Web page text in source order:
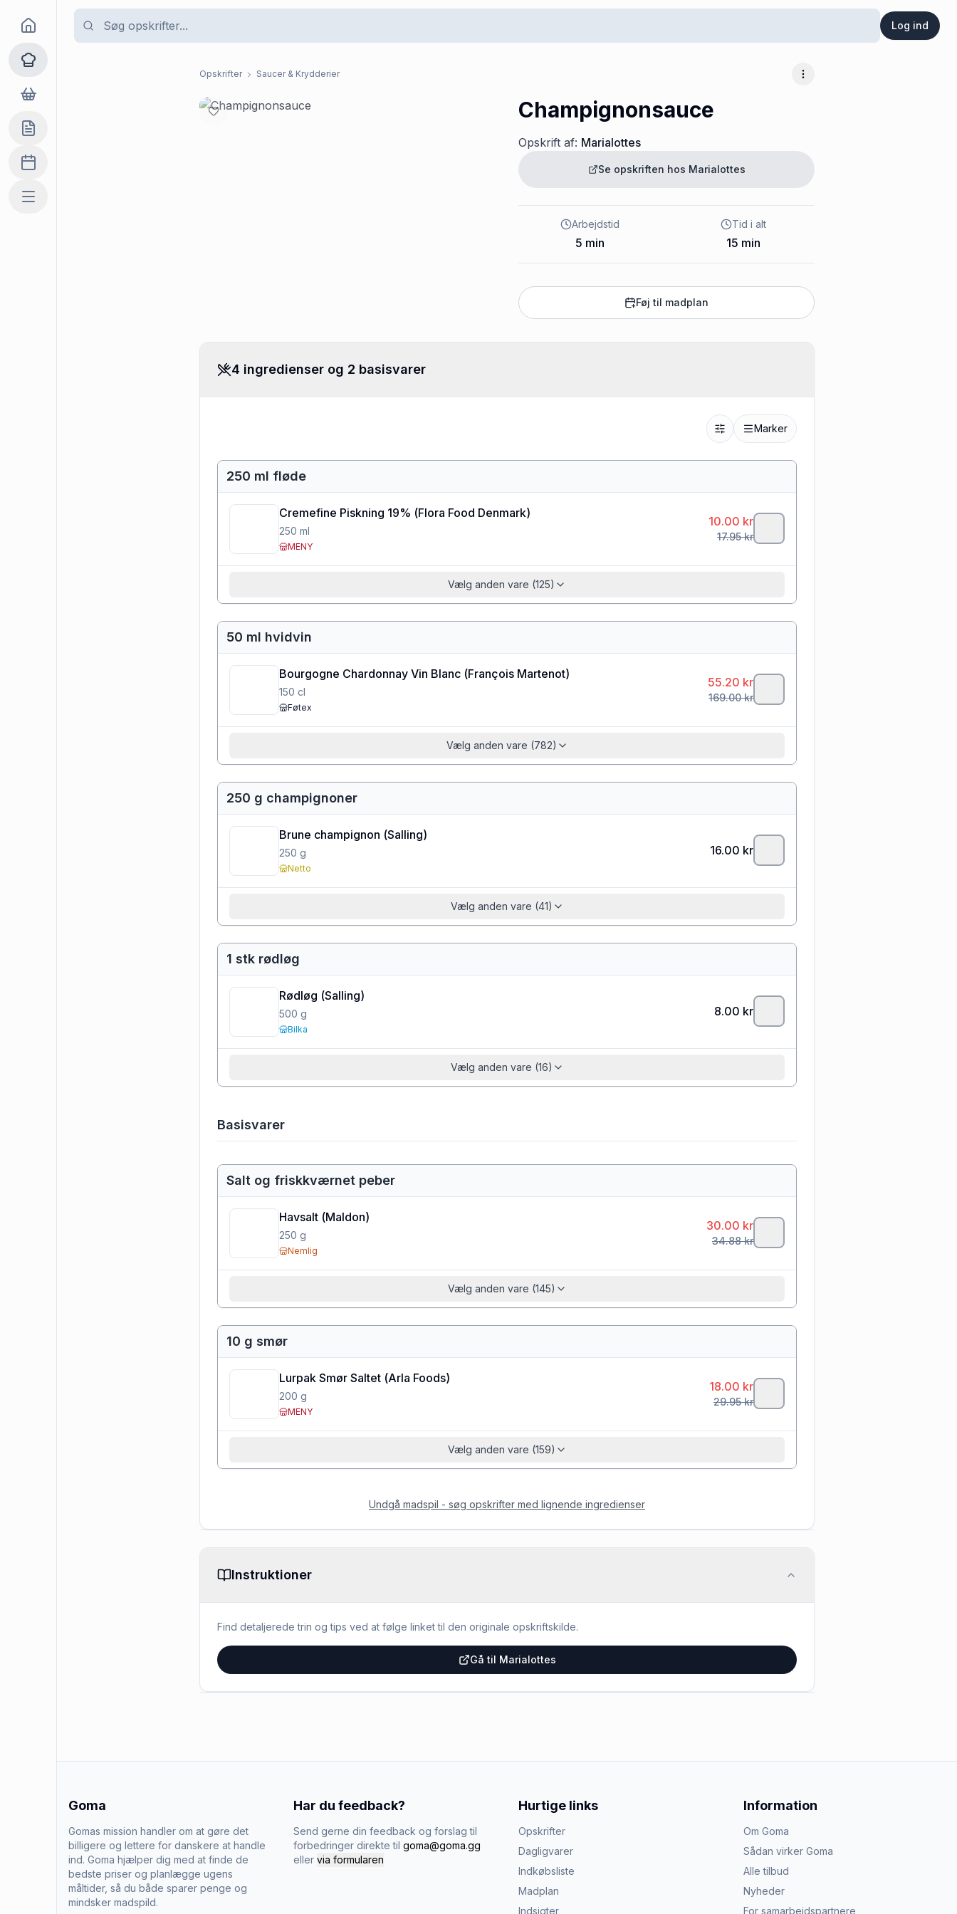
Log ind
Goma
Opskrifter
Dagligvarer
Indkøbslisten
Madplan
Mere
Opskrifter Saucer & Krydderier Flere muligheder
Champignonsauce
Opskrift af: Marialottes
Se opskriften hos Marialottes
Arbejdstid
5 min
Tid i alt
15 min
Føj til madplan
4 ingredienser og 2 basisvarer
Marker
250 ml fløde
Cremefine Piskning 19% (Flora Food Denmark)
250 ml
MENY
10.00 kr
17.95kr
Vælg anden vare (125)
50 ml hvidvin
Bourgogne Chardonnay Vin Blanc (François Martenot)
150 cl
Føtex
55.20 kr
169.00kr
Vælg anden vare (782)
250 g champignoner
Brune champignon (Salling)
250 g
Netto
16.00 kr
Vælg anden vare (41)
1 stk rødløg
Rødløg (Salling)
500 g
Bilka
8.00 kr
Vælg anden vare (16)
Basisvarer
Salt og friskkværnet peber
Havsalt (Maldon)
250 g
Nemlig
30.00 kr
34.88kr
Vælg anden vare (145)
10 g smør
Lurpak Smør Saltet (Arla Foods)
200 g
MENY
18.00 kr
29.95kr
Vælg anden vare (159)
Undgå madspil - søg opskrifter med lignende ingredienser
Instruktioner
Find detaljerede trin og tips ved at følge linket til den originale opskriftskilde.
Gå til Marialottes
Goma
Gomas mission handler om at gøre det
billigere og lettere for danskere at handle
ind. Goma hjælper dig med at finde de
bedste priser og planlægge ugens
måltider, så du både sparer penge og
mindsker madspild.
Har du feedback?
Send gerne din feedback og forslag til
forbedringer direkte til goma@goma.gg
eller via formularen
Hurtige links
Opskrifter
Dagligvarer
Indkøbsliste
Madplan
Indsigter
Information
Om Goma
Sådan virker Goma
Alle tilbud
Nyheder
For samarbejdspartnere